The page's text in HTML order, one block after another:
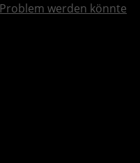
werden könnte